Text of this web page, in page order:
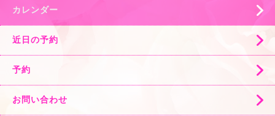
カレンダー
近日の予約
予約
お問い合わせ